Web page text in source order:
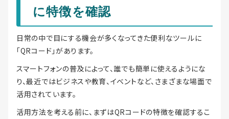
に特徴を確認
日常の中で目にする機会が多くなってきた便利なツールに
「QRコード」があります。
スマートフォンの普及によって、誰でも簡単に使えるようにな
り、最近ではビジネスや教育、イベントなど、さまざまな場面で
活用されています。
活用方法を考える前に、まずはQRコードの特徴を確認するこ